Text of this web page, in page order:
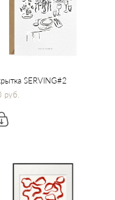
SERVING#2
pуб.